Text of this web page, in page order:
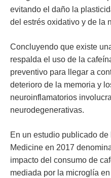
evitando el daño la
del estrés oxidativo y de la
Concluyendo que existe
respalda el uso de la
preventivo para llegar a
deterioro de la memoria y
neuroinflamatorios
neurodegenerativas.
En un estudio publicado
Medicine en 2017
impacto del consumo de
mediada por la microglía